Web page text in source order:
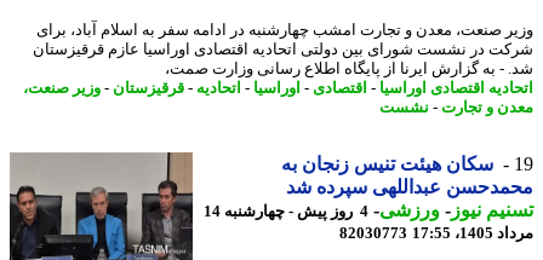
صنعت، معدن و تجارت امشب چهارشنبه در ادامه سفر به اسلام آباد، برای
در نشست شورای بین دولتی اتحادیه اقتصادی اوراسیا عازم قرقیزستان
- به گزارش ایرنا از پایگاه اطلاع رسانی وزارت صمت،
اقتصادی اوراسیا -اقتصادی-اوراسیا -اتحادیه-قرقیزستان-وزیر صنعت،
و تجارت- نشست
سکان هیئت تنیس زنجان به
عبداللهی سپرده شد
نیوز-ورزشی-
4 روز پیش - چهارشنبه 14
17:55
82030773